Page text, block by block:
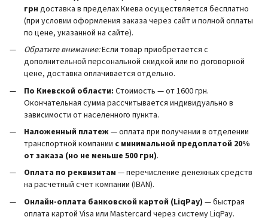
грн доставка в пределах Киева осуществляется бесплатно
(при условии оформления заказа через сайт и полной оплаты
по цене, указанной на сайте).
Обратите внимание:Если товар приобретается с
дополнительной персональной скидкой или по договорной
цене, доставка оплачивается отдельно.
По Киевской области: Стоимость — от 1600 грн.
Окончательная сумма рассчитывается индивидуально в
зависимости от населенного пункта.
Наложенный платеж— оплата при получении в отделении
транспортной компании с минимальной предоплатой 20%
от заказа (но не меньше 500 грн).
Оплата по реквизитам — перечисление денежных средств
на расчетный счет компании (IBAN).
Онлайн-оплата банковской картой (LiqPay) — быстрая
оплата картой Visa или Mastercard через систему LiqPay.